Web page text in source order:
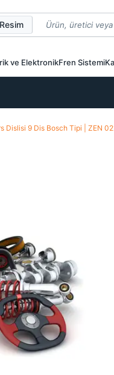
ve ElektronikFren Sistemi
Dislisi 9 Dis Bosch Tipi | ZEN